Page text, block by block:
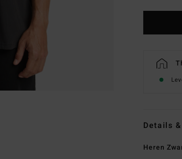
Details
Heren